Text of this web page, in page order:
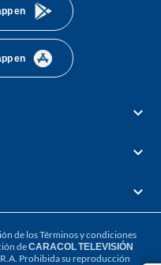
en
en
de losTérminos y condiciones
deCARACOL TELEVISIÓN
Prohibida su reproducción